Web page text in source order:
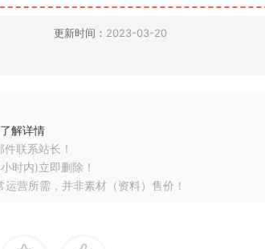
更新时间： 2023-03-20
了解详情
联系站长！
时内)立即删除！
营所需，并非素材（资料）售价！